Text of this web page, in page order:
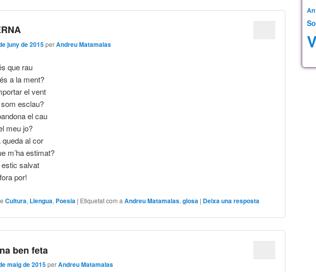
juny de 2015perAndreu Matamalas
que rau
a la ment?
el vent
esclau?
el cau
meu jo?
queda al cor
m’ha estimat?
salvat
por!
Cultura, Llengua, Poesia | Etiquetat com a Andreu Matamalas,glosa | Deixa una resposta
ben feta
maig de 2015perAndreu Matamalas